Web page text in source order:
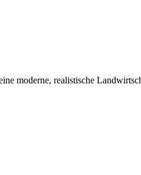
mo­derne, realistische